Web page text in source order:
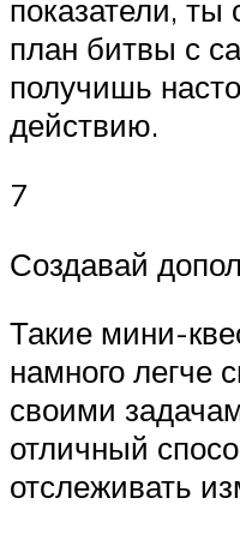
показатели,
план битвы с
получишь
действию.
7
Создавай
Такие мини-
намного легче
своими
отличный
отслеживать